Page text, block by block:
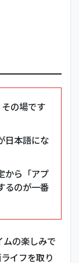
の場です
日本語にな
から「アプ
るのが一番
の楽しみで
イフを取り